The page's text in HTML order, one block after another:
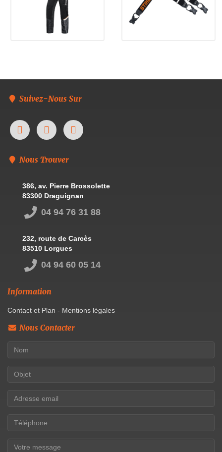
Suivez-Nous Sur
Nous Trouver
386, av. Pierre Brossolette
83300 Draguignan
04 94 76 31 88
232, route de Carcès
83510 Lorgues
04 94 60 05 14
Information
Contact et Plan - Mentions légales
Nous Contacter